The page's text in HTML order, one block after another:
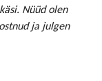
Nüüd olen
ja julgen